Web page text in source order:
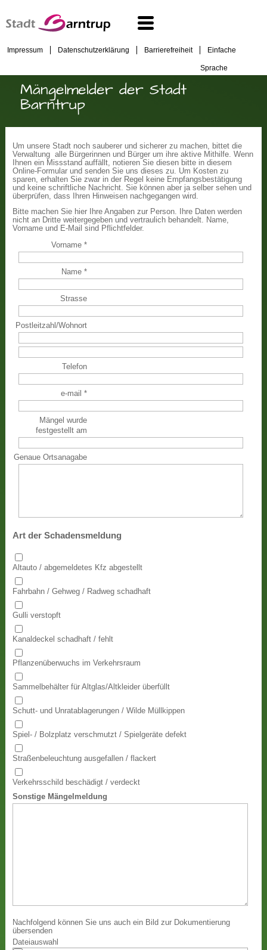
Impressum Datenschutzerklärung Barrierefreiheit Einfache
Sprache
Mängelmelder der Stadt
Barntrup
Um unsere Stadt noch sauberer und sicherer zu machen, bittet die
Verwaltung alle Bürgerinnen und Bürger um ihre aktive Mithilfe. Wenn
Ihnen ein Missstand auffällt, notieren Sie diesen bitte in diesem
Online-Formular und senden Sie uns dieses zu. Um Kosten zu
sparen, erhalten Sie zwar in der Regel keine Empfangsbestätigung
und keine schriftliche Nachricht. Sie können aber ja selber sehen und
überprüfen, dass Ihren Hinweisen nachgegangen wird.
Bitte machen Sie hier Ihre Angaben zur Person. Ihre Daten werden
nicht an Dritte weitergegeben und vertraulich behandelt. Name,
Vorname und E-Mail sind Pflichtfelder.
Vorname*
Name*
Strasse
Postleitzahl/Wohnort
Telefon
e-mail*
Mängel wurde
festgestellt am
Genaue Ortsanagabe
Art der Schadensmeldung
Altauto / abgemeldetes Kfz abgestellt
Fahrbahn / Gehweg / Radweg schadhaft
Gulli verstopft
Kanaldeckel schadhaft / fehlt
Pflanzenüberwuchs im Verkehrsraum
Sammelbehälter für Altglas/Altkleider überfüllt
Schutt- und Unratablagerungen / Wilde Müllkippen
Spiel- / Bolzplatz verschmutzt / Spielgeräte defekt
Straßenbeleuchtung ausgefallen / flackert
Verkehrsschild beschädigt / verdeckt
Sonstige Mängelmeldung
Nachfolgend können Sie uns auch ein Bild zur Dokumentierung
übersenden
Dateiauswahl